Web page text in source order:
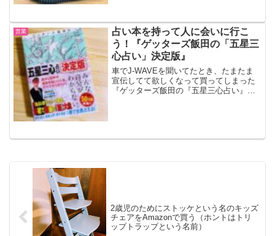
営業
占い本を持って人に会いに行こ
う！『ゲッターズ飯田の「五星三
心占い」決定版』
車でJ-WAVEを聞いてたとき、たまたま
宣伝してて欲しくなって買ってしまった
『ゲッターズ飯田の『五星三心占い』決
2歳児のためにストッケという名のキッズ
チェアをAmazonで買う（ホントはトリ
ップトラップという名前）